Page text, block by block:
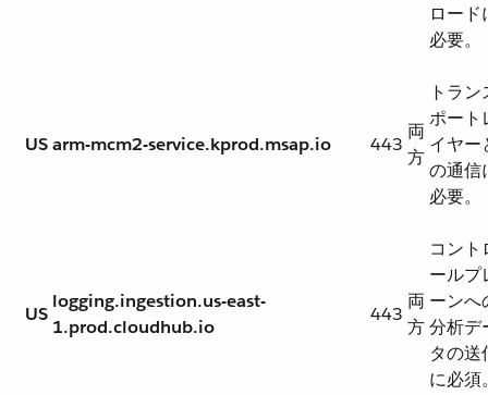
ロード
必要。
USarm-mcm2-service.kprod.msap.io 443
両
方
トラン
ポート
イヤー
の通信
必要。
US
logging.ingestion.us-east-
1.prod.cloudhub.io
443
両
方
コント
ールプ
ーンへ
分析デ
タの送
に必須